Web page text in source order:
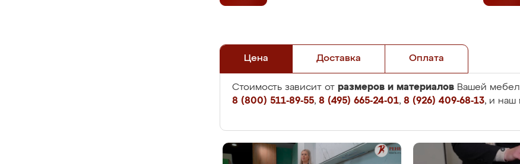
Цена Доставка Оплата
Стоимость зависит от размеров и материалов Вашей
8 (800) 511-89-55, 8 (495) 665-24-01, 8 (926) 409-68-13, и наш